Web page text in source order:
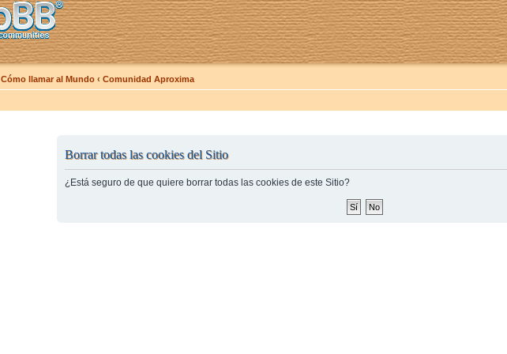
Cómo llamar al Mundo ‹ Comunidad Aproxima
Borrar todas las cookies del Sitio
¿Está seguro de que quiere borrar todas las cookies de este Sitio?